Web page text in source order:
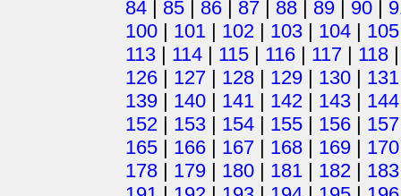
84 | 85 | 86 | 87 | 88 | 89 | 90 |
100 | 101 | 102 | 103 | 104 | 105
113 | 114 | 115 | 116 | 117 | 118
126 | 127 | 128 | 129 | 130 | 131
139 | 140 | 141 | 142 | 143 | 144
152 | 153 | 154 | 155 | 156 | 157
165 | 166 | 167 | 168 | 169 | 170
178 | 179 | 180 | 181 | 182 | 183